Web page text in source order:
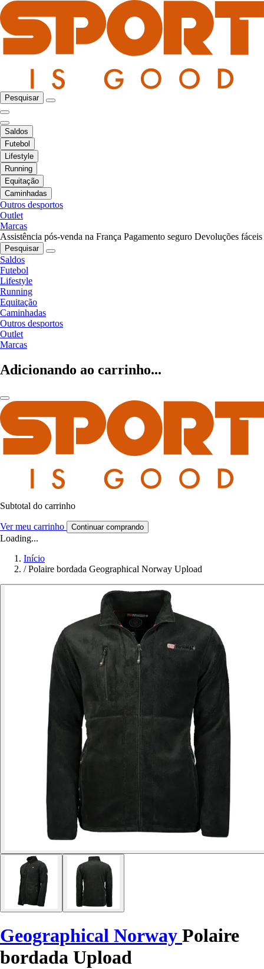
Pesquisar
Saldos
Futebol
Lifestyle
Running
Equitação
Caminhadas
Outros desportos
Outlet
Marcas
Assistência pós-venda na França Pagamento seguro Devoluções fáceis
Pesquisar
Saldos
Futebol
Lifestyle
Running
Equitação
Caminhadas
Outros desportos
Outlet
Marcas
Adicionando ao carrinho...
Subtotal do carrinho
Ver meu carrinho Continuar comprando
Loading...
Início
/ Polaire bordada Geographical Norway Upload
Geographical Norway Polaire
bordada Upload